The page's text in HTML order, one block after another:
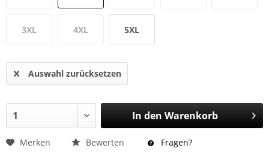
3XL 4XL 5XL
Auswahl zurücksetzen
In den Warenkorb
Merken Bewerten Fragen?